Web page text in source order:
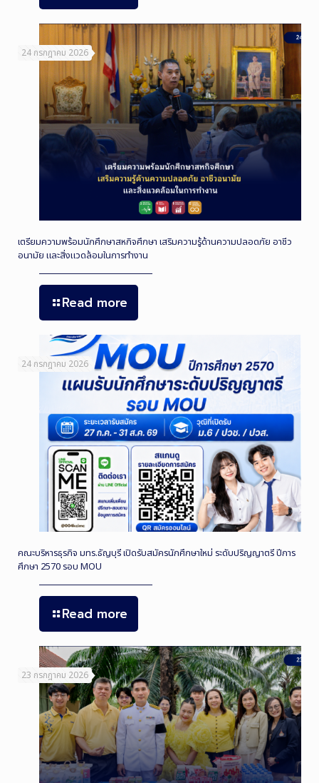
24 กรกฎาคม 2026
เตรียมความพร้อมนักศึกษาสหกิจศึกษา เสริมความรู้ด้านความปลอดภัย อาชีว
อนามัย และสิ่งแวดล้อมในการทำงาน
Read more
24 กรกฎาคม 2026
คณะบริหารธุรกิจ มทร.ธัญบุรี เปิดรับสมัครนักศึกษาใหม่ ระดับปริญญาตรี ปีการ
ศึกษา 2570 รอบ MOU
Read more
23 กรกฎาคม 2026